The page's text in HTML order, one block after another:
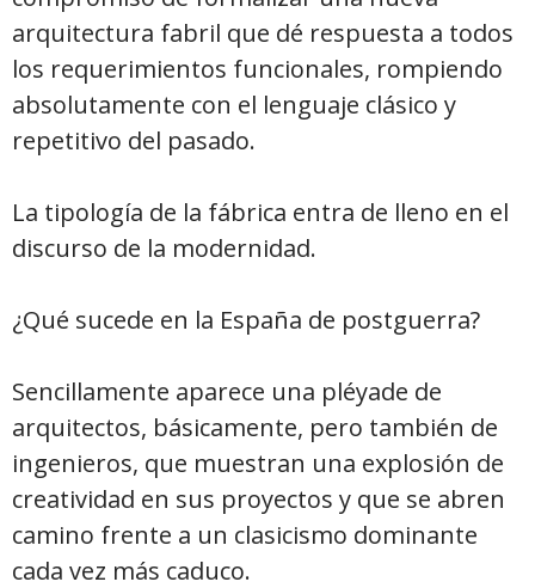
arquitectura fabril que dé respuesta a todos
los requerimientos funcionales, rompiendo
absolutamente con el lenguaje clásico y
repetitivo del pasado.
La tipología de la fábrica entra de lleno en el
discurso de la modernidad.
¿Qué sucede en la España de postguerra?
Sencillamente aparece una pléyade de
arquitectos, básicamente, pero también de
ingenieros, que muestran una explosión de
creatividad en sus proyectos y que se abren
camino frente a un clasicismo dominante
cada vez más caduco.